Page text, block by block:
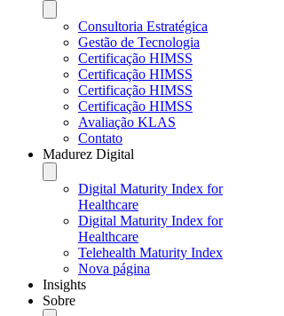
Consultoria Estratégica
Gestão de Tecnologia
Certificação HIMSS
Certificação HIMSS
Certificação HIMSS
Certificação HIMSS
Avaliação KLAS
Contato
Madurez Digital
Digital Maturity Index for
Healthcare
Digital Maturity Index for
Healthcare
Telehealth Maturity Index
Nova página
Insights
Sobre